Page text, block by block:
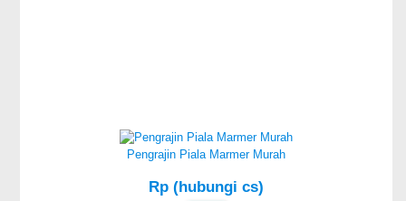
Pengrajin Piala Marmer Murah
Rp (hubungi cs)